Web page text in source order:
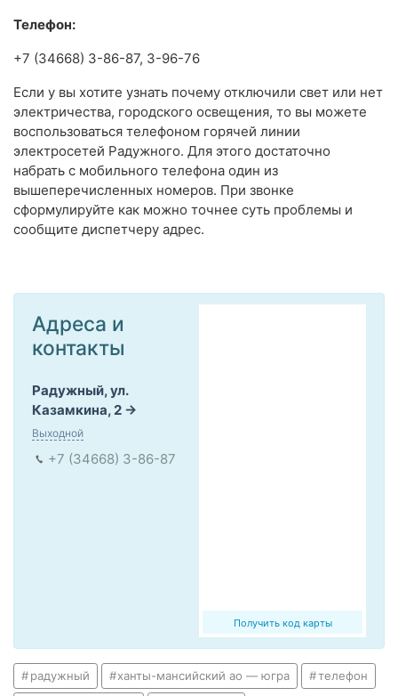
Телефон:
+7 (34668) 3-86-87, 3-96-76
Если у вы хотите узнать почему отключили свет или нет
электричества, городского освещения, то вы можете
воспользоваться телефоном горячей линии
электросетей Радужного. Для этого достаточно
набрать с мобильного телефона один из
вышеперечисленных номеров. При звонке
сформулируйте как можно точнее суть проблемы и
сообщите диспетчеру адрес.
Получить код карты
Адреса и
контакты
Радужный, ул.
Казамкина, 2
Выходной
+7 (34668) 3-86-87
радужный ханты-мансийский ао — югра телефон